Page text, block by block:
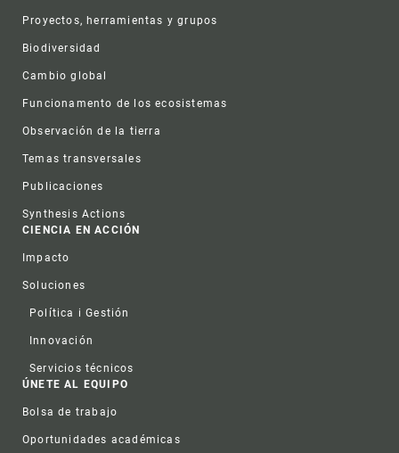
Proyectos, herramientas y grupos
Biodiversidad
Cambio global
Funcionamento de los ecosistemas
Observación de la tierra
Temas transversales
Publicaciones
Synthesis Actions
CIENCIA EN ACCIÓN
Impacto
Soluciones
Política i Gestión
Innovación
Servicios técnicos
ÚNETE AL EQUIPO
Bolsa de trabajo
Oportunidades académicas